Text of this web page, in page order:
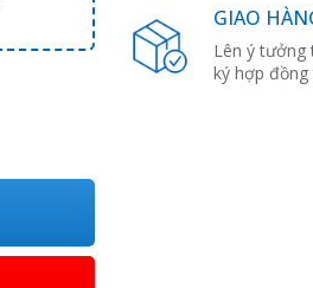
GIAO
Lên ý tưởng
ký hợp